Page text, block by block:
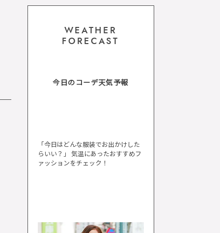
WEATHER
FORECAST
今日のコーデ天気予報
「今日はどんな服装でお出かけした
らいい？」 気温にあったおすすめフ
ァッションをチェック！